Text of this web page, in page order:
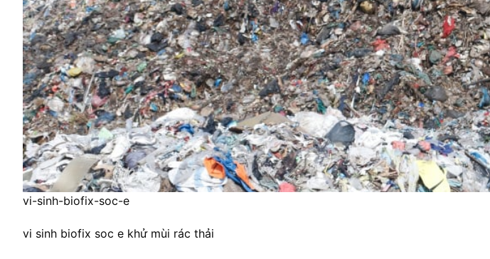
vi-sinh-biofix-soc-e
vi sinh biofix soc e khử mùi rác thải